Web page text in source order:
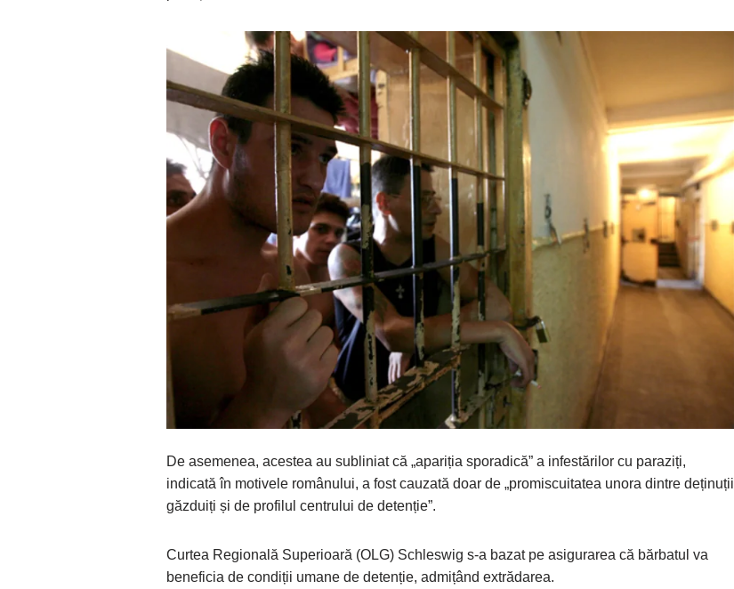
De asemenea, acestea au subliniat că „apariția sporadică” a infestărilor cu paraziți,
indicată în motivele românului, a fost cauzată doar de „promiscuitatea unora dintre deținuții
găzduiți și de profilul centrului de detenție”.
Curtea Regională Superioară (OLG) Schleswig s-a bazat pe asigurarea că bărbatul va
beneficia de condiții umane de detenție, admițând extrădarea.